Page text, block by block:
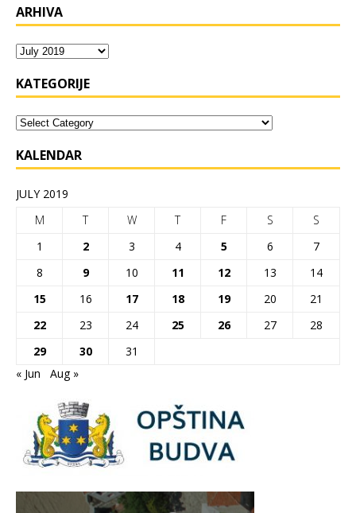
ARHIVA
KATEGORIJE
KALENDAR
JULY 2019
M
T W T F S
S
1
2 3 4 5 6
7
8
9 10 11 12 13
14
15
16 17 18 19 20
21
22
23 24 25 26 27
28
29
30
31
« Jun
Aug »